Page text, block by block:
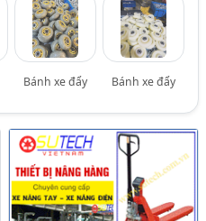
Bánh xe đẩy Bánh xe đẩy